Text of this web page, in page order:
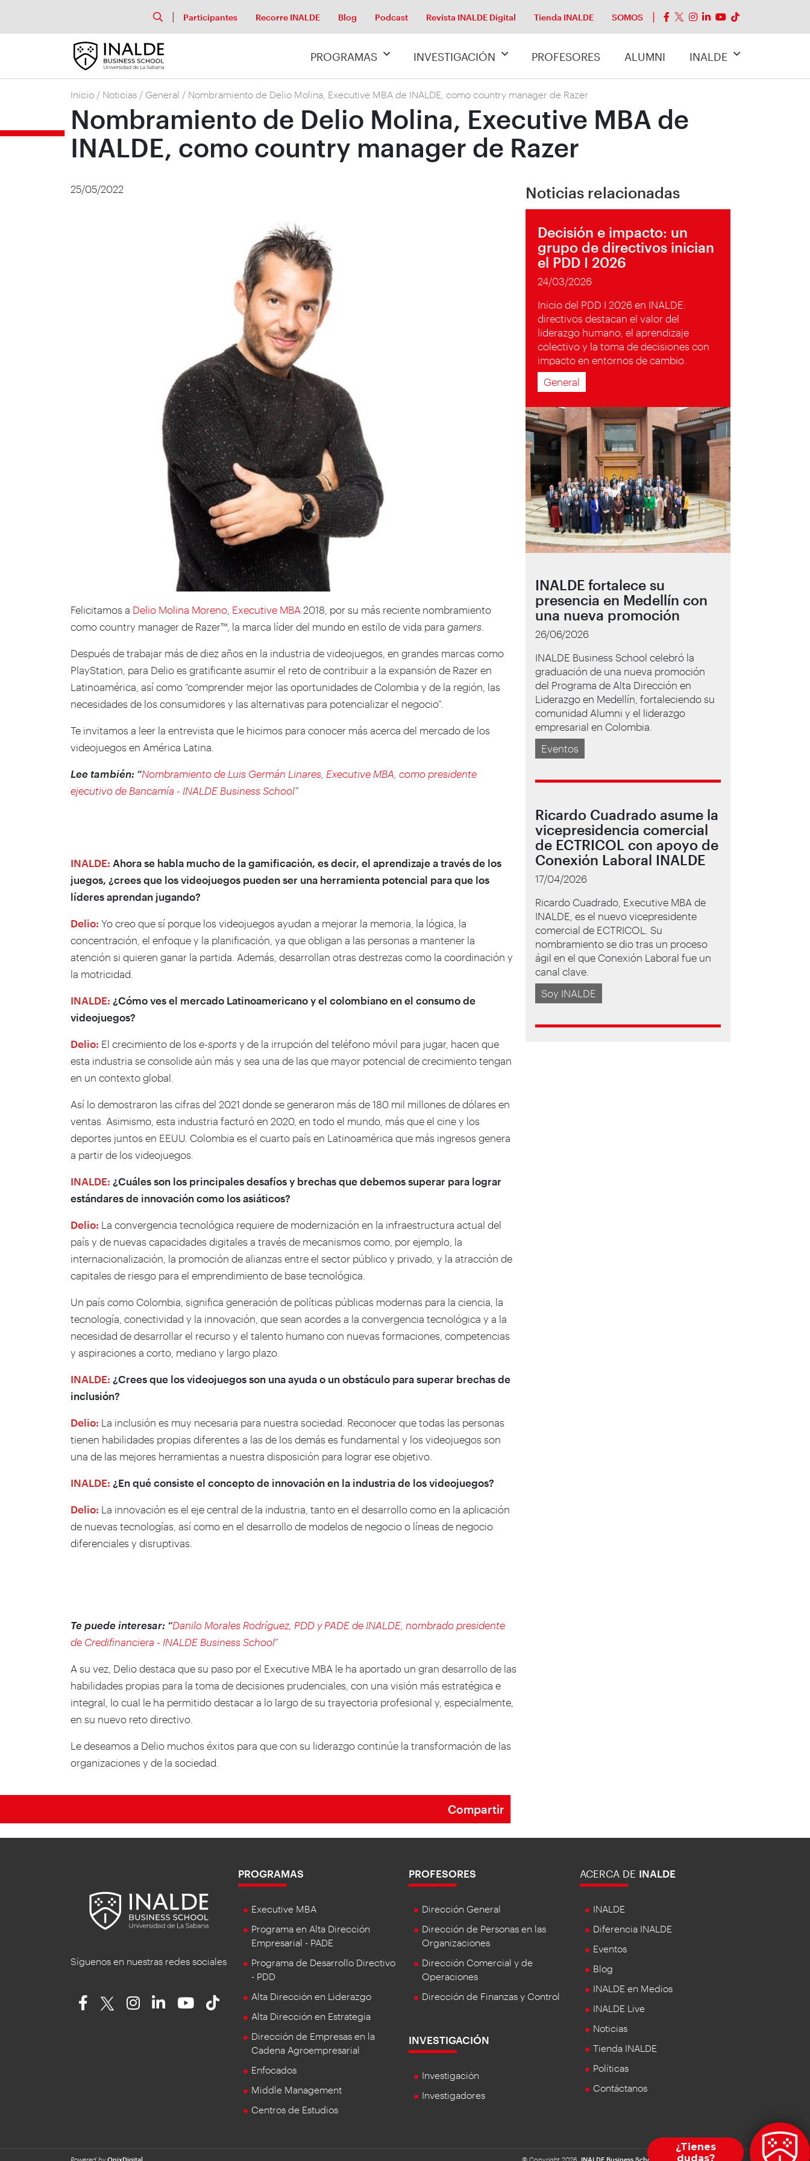
Participantes Recorre INALDE Blog Podcast Revista INALDE Digital Tienda INALDE SOMOS
PROGRAMAS INVESTIGACIÓN PROFESORES ALUMNI INALDE
Inicio / Noticias / General / Nombramiento de Delio Molina, Executive MBA de INALDE, como country manager de Razer
Nombramiento de Delio Molina, Executive MBA de
INALDE, como country manager de Razer
25/05/2022
Felicitamos a Delio Molina Moreno Executive MBA 2018, por su más reciente nombramiento
como country manager de Razer™, la marca líder del mundo en estilo de vida para gamers
Después de trabajar más de diez años en la industria de videojuegos, en grandes marcas como
PlayStation, para Delio es gratificante asumir el reto de contribuir a la expansión de Razer en
Latinoamérica, así como “comprender mejor las oportunidades de Colombia y de la región, las
necesidades de los consumidores y las alternativas para potencializar el negocio”.
Te invitamos a leer la entrevista que le hicimos para conocer más acerca del mercado de los
videojuegos en América Latina.
Lee también: “Nombramiento de Luis Germán Linares, Executive MBA, como presidente
ejecutivo de Bancamía - INALDE Business School”
INALDE: Ahora se habla mucho de la gamificación, es decir, el aprendizaje a través de los
juegos, ¿crees que los videojuegos pueden ser una herramienta potencial para que los
líderes aprendan jugando?
Delio: Yo creo que sí porque los videojuegos ayudan a mejorar la memoria, la lógica, la
concentración, el enfoque y la planificación, ya que obligan a las personas a mantener la
atención si quieren ganar la partida. Además, desarrollan otras destrezas como la coordinación y
la motricidad.
INALDE: ¿Cómo ves el mercado Latinoamericano y el colombiano en el consumo de
videojuegos?
Delio: El crecimiento de los e-sports y de la irrupción del teléfono móvil para jugar, hacen que
esta industria se consolide aún más y sea una de las que mayor potencial de crecimiento tengan
en un contexto global.
Así lo demostraron las cifras del 2021 donde se generaron más de 180 mil millones de dólares en
ventas. Asimismo, esta industria facturó en 2020, en todo el mundo, más que el cine y los
deportes juntos en EEUU. Colombia es el cuarto país en Latinoamérica que más ingresos genera
a partir de los videojuegos.
INALDE: ¿Cuáles son los principales desafíos y brechas que debemos superar para lograr
estándares de innovación como los asiáticos?
Delio: La convergencia tecnológica requiere de modernización en la infraestructura actual del
país y de nuevas capacidades digitales a través de mecanismos como, por ejemplo, la
internacionalización, la promoción de alianzas entre el sector público y privado, y la atracción de
capitales de riesgo para el emprendimiento de base tecnológica.
Un país como Colombia, significa generación de políticas públicas modernas para la ciencia, la
tecnología, conectividad y la innovación, que sean acordes a la convergencia tecnológica y a la
necesidad de desarrollar el recurso y el talento humano con nuevas formaciones, competencias
y aspiraciones a corto, mediano y largo plazo.
INALDE: ¿Crees que los videojuegos son una ayuda o un obstáculo para superar brechas de
inclusión?
Delio: La inclusión es muy necesaria para nuestra sociedad. Reconocer que todas las personas
tienen habilidades propias diferentes a las de los demás es fundamental y los videojuegos son
una de las mejores herramientas a nuestra disposición para lograr ese objetivo.
INALDE: ¿En qué consiste el concepto de innovación en la industria de los videojuegos?
Delio: La innovación es el eje central de la industria, tanto en el desarrollo como en la aplicación
de nuevas tecnologías, así como en el desarrollo de modelos de negocio o líneas de negocio
diferenciales y disruptivas.
Te puede interesar: “Danilo Morales Rodríguez, PDD y PADE de INALDE, nombrado presidente
de Credifinanciera - INALDE Business School”
A su vez, Delio destaca que su paso por el Executive MBA le ha aportado un gran desarrollo de las
habilidades propias para la toma de decisiones prudenciales, con una visión más estratégica e
integral, lo cual le ha permitido destacar a lo largo de su trayectoria profesional y, especialmente,
en su nuevo reto directivo.
Le deseamos a Delio muchos éxitos para que con su liderazgo continúe la transformación de las
organizaciones y de la sociedad.
Compartir
Noticias relacionadas
Decisión e impacto: un
grupo de directivos inician
el PDD I 2026
24/03/2026
Inicio del PDD I 2026 en INALDE:
directivos destacan el valor del
liderazgo humano, el aprendizaje
colectivo y la toma de decisiones con
impacto en entornos de cambio.
General
INALDE fortalece su
presencia en Medellín con
una nueva promoción
26/06/2026
INALDE Business School celebró la
graduación de una nueva promoción
del Programa de Alta Dirección en
Liderazgo en Medellín, fortaleciendo su
comunidad Alumni y el liderazgo
empresarial en Colombia.
Eventos
Ricardo Cuadrado asume la
vicepresidencia comercial
de ECTRICOL con apoyo de
Conexión Laboral INALDE
17/04/2026
Ricardo Cuadrado, Executive MBA de
INALDE, es el nuevo vicepresidente
comercial de ECTRICOL. Su
nombramiento se dio tras un proceso
ágil en el que Conexión Laboral fue un
canal clave.
Soy INALDE
Síguenos en nuestras redes sociales
PROGRAMAS
Executive MBA
Programa en Alta Dirección
Empresarial - PADE
Programa de Desarrollo Directivo
- PDD
Alta Dirección en Liderazgo
Alta Dirección en Estrategia
Dirección de Empresas en la
Cadena Agroempresarial
Enfocados
Middle Management
Centros de Estudios
PROFESORES
Dirección General
Dirección de Personas en las
Organizaciones
Dirección Comercial y de
Operaciones
Dirección de Finanzas y Control
INVESTIGACIÓN
Investigación
Investigadores
ACERCA DE INALDE
INALDE
Diferencia INALDE
Eventos
Blog
INALDE en Medios
INALDE Live
Noticias
Tienda INALDE
Políticas
Contáctanos